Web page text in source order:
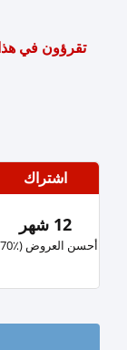
تقرؤون في هذا
اشتراك
12 شهر
‏أحسن العروض (٪؜70-)